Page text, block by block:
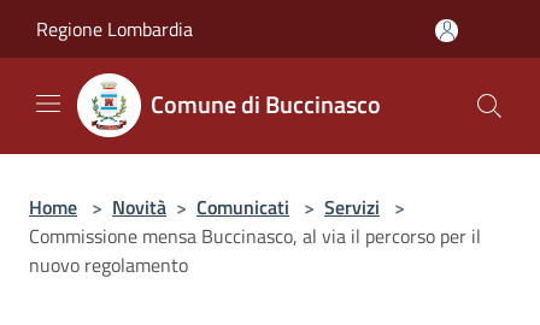
Regione Lombardia
Comune di Buccinasco
Home > Novità > Comunicati > Servizi >
Commissione mensa Buccinasco, al via il percorso per il
nuovo regolamento